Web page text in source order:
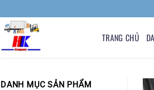
TRANG CHỦ
DANH MỤC SẢN PHẨM